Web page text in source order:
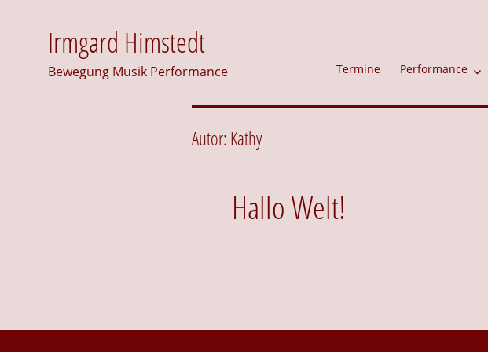
Irmgard Himstedt
Bewegung Musik Performance Termine Performance
Autor:Kathy
Hallo Welt!